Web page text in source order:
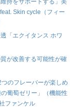
Skin cycle（フィー
「エクイタンス ホワ
が改善する可能性が確
のフレーバーが楽しめ
葡萄ゼリー」（機能性
ファンケル